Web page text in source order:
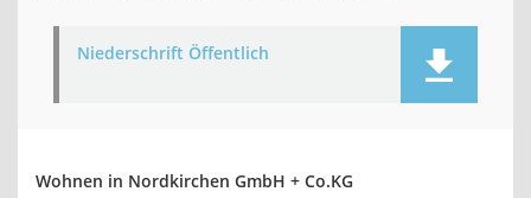
Niederschrift Öffentlich
Wohnen in Nordkirchen GmbH + Co.KG